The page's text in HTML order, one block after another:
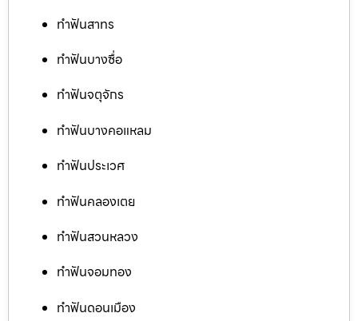
ทำฟันสาทร
ทำฟันบางซื่อ
ทำฟันจตุจักร
ทำฟันบางคอแหลม
ทำฟันประเวศ
ทำฟันคลองเตย
ทำฟันสวนหลวง
ทำฟันจอมทอง
ทำฟันดอนเมือง